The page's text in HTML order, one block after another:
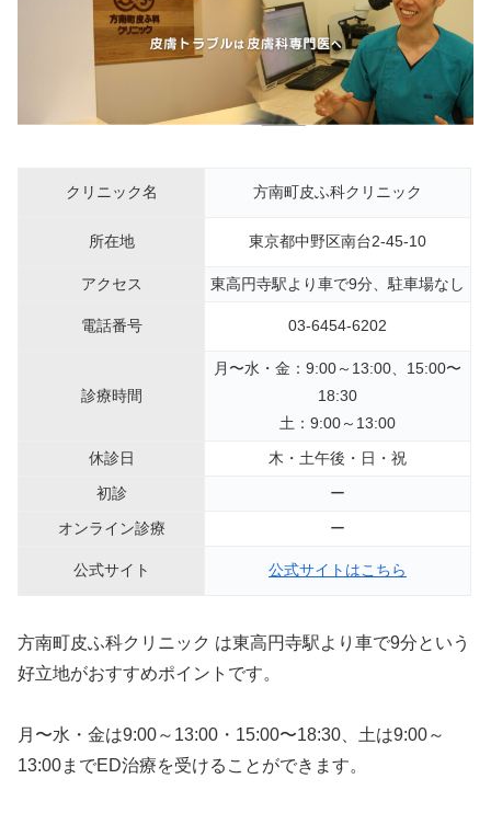
クリニック名 方南町皮ふ科クリニック
所在地 東京都中野区南台2-45-10
アクセス 東高円寺駅より車で9分、駐車場なし
電話番号 03-6454-6202
診療時間
月〜水・金：9:00～13:00、15:00〜
18:30
土：9:00～13:00
休診日
木・土午後・日・祝
初診
ー
オンライン診療
ー
公式サイト 公式サイトはこちら
方南町皮ふ科クリニック は東高円寺駅より車で9分という
好立地がおすすめポイントです。
月〜水・金は9:00～13:00・15:00〜18:30、土は9:00～
13:00までED治療を受けることができます。